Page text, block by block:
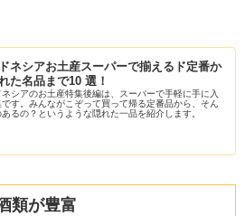
ネシアお土産スーパーで揃えるド定番か
た名品まで10 選！
ネシアのお土産特集後編は、スーパーで手軽に手に入
です。みんながこぞって買って帰る定番品から、そん
るの？というような隠れた一品を紹介します。
類が豊富